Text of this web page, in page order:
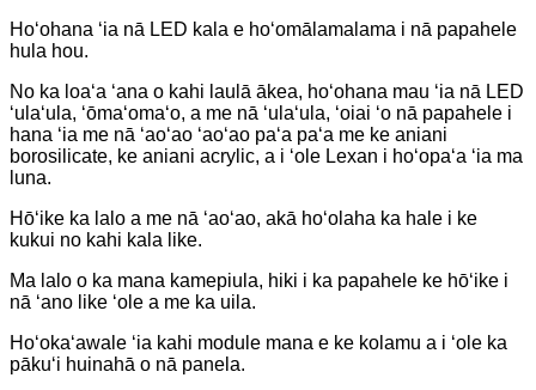
Hoʻohana ʻia nā LED kala e hoʻomālamalama i nā papahele
hula hou.
No ka loaʻa ʻana o kahi laulā ākea, hoʻohana mau ʻia nā LED
ʻulaʻula, ʻōmaʻomaʻo, a me nā ʻulaʻula, ʻoiai ʻo nā papahele i
hana ʻia me nā ʻaoʻao ʻaoʻao paʻa paʻa me ke aniani
borosilicate, ke aniani acrylic, a i ʻole Lexan i hoʻopaʻa ʻia ma
luna.
Hōʻike ka lalo a me nā ʻaoʻao, akā hoʻolaha ka hale i ke
kukui no kahi kala like.
Ma lalo o ka mana kamepiula, hiki i ka papahele ke hōʻike i
nā ʻano like ʻole a me ka uila.
Hoʻokaʻawale ʻia kahi module mana e ke kolamu a i ʻole ka
pākuʻi huinahā o nā panela.